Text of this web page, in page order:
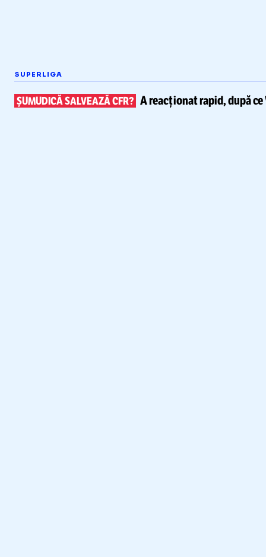
SUPERLIGA
ȘUMUDICĂ SALVEAZĂ CFR? A reacționat rapid, după ce